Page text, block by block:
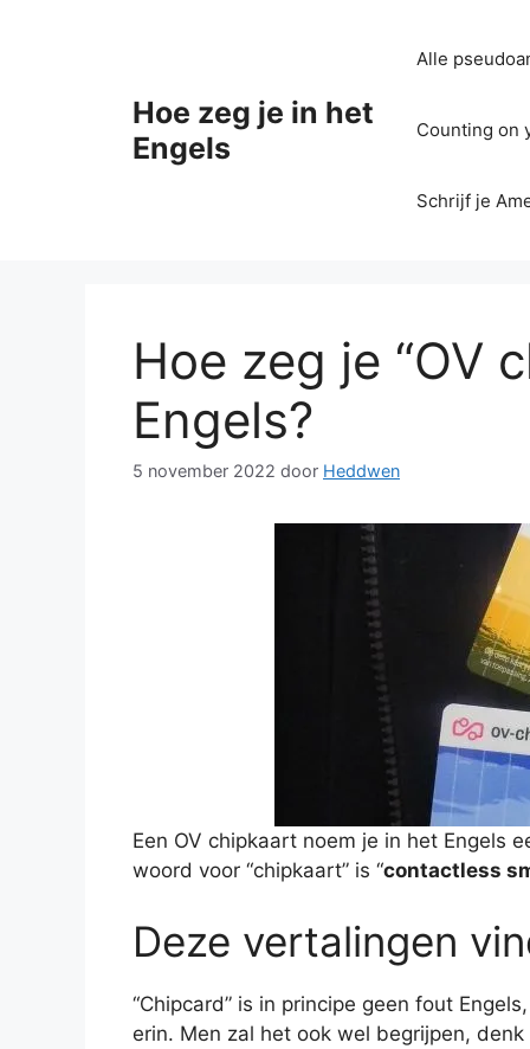
Hoe zeg je in het
Engels
Alle
Counting on
Schrijf je
Hoe zeg je “OV
Engels?
5 november 2022 door Heddwen
Een OV chipkaart noem je in het Engels
woord voor “chipkaart” is “contactless
Deze vertalingen
“Chipcard” is in principe geen fout
erin. Men zal het ook wel begrijpen,